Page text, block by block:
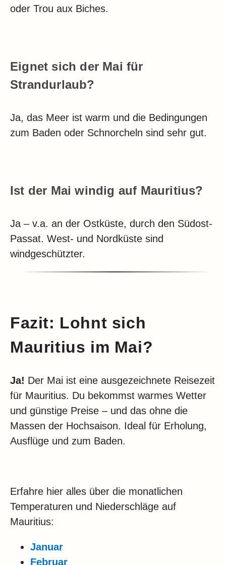
oder Trou aux Biches.
Eignet sich der Mai für
Strandurlaub?
Ja, das Meer ist warm und die Bedingungen
zum Baden oder Schnorcheln sind sehr gut.
Ist der Mai windig auf Mauritius?
Ja – v.a. an der Ostküste, durch den Südost-
Passat. West- und Nordküste sind
windgeschützter.
Fazit: Lohnt sich
Mauritius im Mai?
Ja! Der Mai ist eine ausgezeichnete Reisezeit
für Mauritius. Du bekommst warmes Wetter
und günstige Preise – und das ohne die
Massen der Hochsaison. Ideal für Erholung,
Ausflüge und zum Baden.
Erfahre hier alles über die monatlichen
Temperaturen und Niederschläge auf
Mauritius:
Januar
Februar